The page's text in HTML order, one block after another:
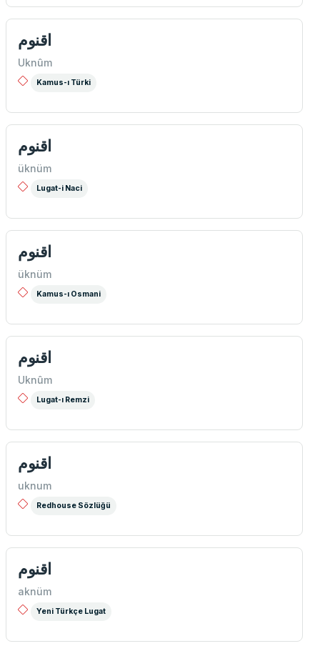
اقنوم
Uknûm
Kamus-ı Türki
اقنوم
üknüm
Lugat-i Naci
اقنوم
üknüm
Kamus-ı Osmani
اقنوم
Uknûm
Lugat-ı Remzi
اقنوم
uknum
Redhouse Sözlüğü
اقنوم
aknüm
Yeni Türkçe Lugat